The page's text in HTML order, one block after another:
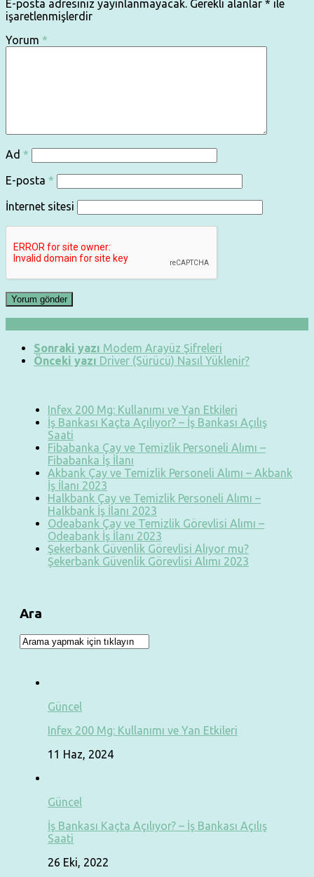
E-posta adresiniz yayınlanmayacak. Gerekli alanlar * ile
işaretlenmişlerdir
Yorum *
Ad *
E-posta *
İnternet sitesi
Sonraki yazı Modem Arayüz Şifreleri
Önceki yazı Driver (Sürücü) Nasıl Yüklenir?
Infex 200 Mg: Kullanımı ve Yan Etkileri
İş Bankası Kaçta Açılıyor? – İş Bankası Açılış
Saati
Fibabanka Çay ve Temizlik Personeli Alımı –
Fibabanka İş İlanı
Akbank Çay ve Temizlik Personeli Alımı – Akbank
İş İlanı 2023
Halkbank Çay ve Temizlik Personeli Alımı –
Halkbank İş İlanı 2023
Odeabank Çay ve Temizlik Görevlisi Alımı –
Odeabank İş İlanı 2023
Şekerbank Güvenlik Görevlisi Alıyor mu?
Şekerbank Güvenlik Görevlisi Alımı 2023
Ara
Güncel
Infex 200 Mg: Kullanımı ve Yan Etkileri
11 Haz, 2024
Güncel
İş Bankası Kaçta Açılıyor? – İş Bankası Açılış
Saati
26 Eki, 2022